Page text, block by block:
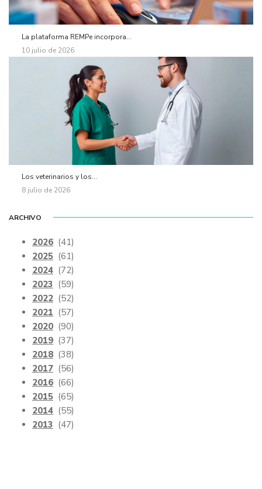
La plataforma REMPe incorpora...
10 julio de 2026
Los veterinarios y los...
8 julio de 2026
ARCHIVO
2026 (41)
2025 (61)
2024 (72)
2023 (59)
2022 (52)
2021 (57)
2020 (90)
2019 (37)
2018 (38)
2017 (56)
2016 (66)
2015 (65)
2014 (55)
2013 (47)